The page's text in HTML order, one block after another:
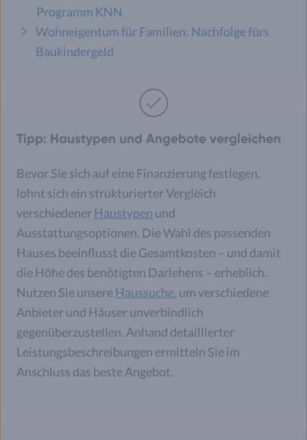
Programm KNN
Wohneigentum für Familien: Nachfolge fürs
Baukindergeld
Tipp: Haustypen und Angebote vergleichen
Bevor Sie sich auf eine Finanzierung festlegen,
lohnt sich ein strukturierter Vergleich
verschiedenerHaustypen und
Ausstattungsoptionen. Die Wahl des passenden
Hauses beeinflusst die Gesamtkosten – und damit
die Höhe des benötigten Darlehens – erheblich.
Nutzen Sie unsereHaussuche, um verschiedene
Anbieter und Häuser unverbindlich
gegenüberzustellen. Anhand detaillierter
Leistungsbeschreibungen ermitteln Sie im
Anschluss das beste Angebot.